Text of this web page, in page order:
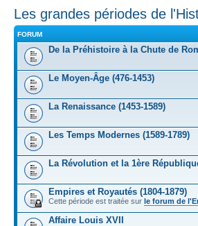
Les grandes périodes de
FORUM
De la Préhistoire à la Chute de
Le Moyen-Âge (476-1453)
La Renaissance (1453-1589)
Les Temps Modernes (1589-1789)
La Révolution et la 1ère
Empires et Royautés (1804-1879)
Cette période est traitée sur le forum de
Affaire Louis XVII